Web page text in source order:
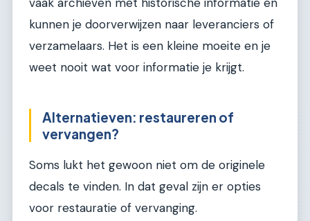
kunnen je doorverwijzen naar leveranciers of
verzamelaars. Het is een kleine moeite en je
weet nooit wat voor informatie je krijgt.
Alternatieven: restaureren of
vervangen?
Soms lukt het gewoon niet om de originele
decals te vinden. In dat geval zijn er opties
voor restauratie of vervanging.